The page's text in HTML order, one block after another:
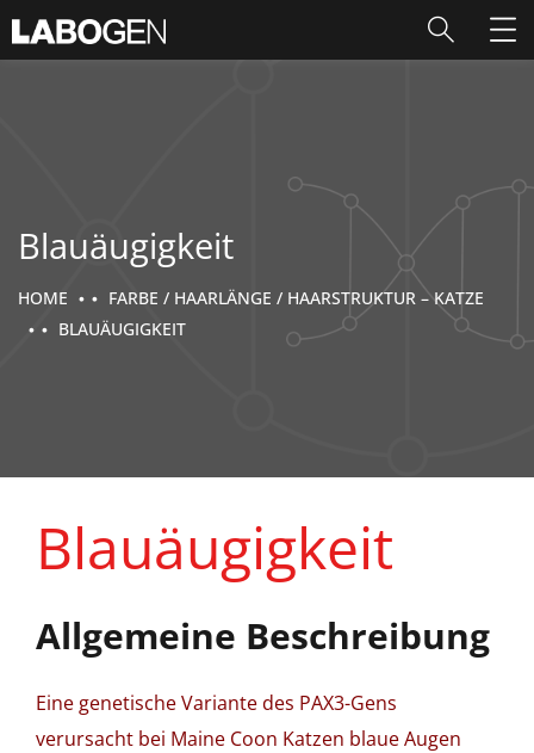
Blauäugigkeit
HOME
FARBE / HAARLÄNGE / HAARSTRUKTUR – KATZE
BLAUÄUGIGKEIT
Blauäugigkeit
Allgemeine Beschreibung
Eine genetische Variante des PAX3-Gens
verursacht bei Maine Coon Katzen blaue Augen